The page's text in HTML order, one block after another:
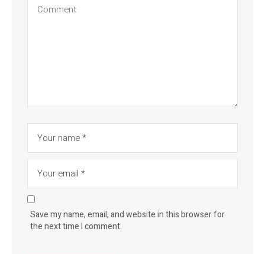
Save my name, email, and website in this browser for
the next time I comment.